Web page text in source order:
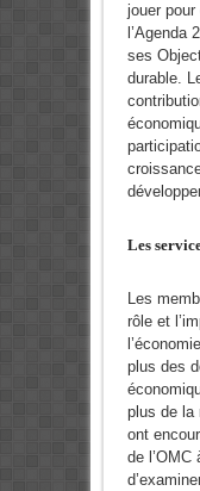
jouer
l’Agenda
ses
durable.
Les
Les
rôle et
plus des
plus de la
ont
de